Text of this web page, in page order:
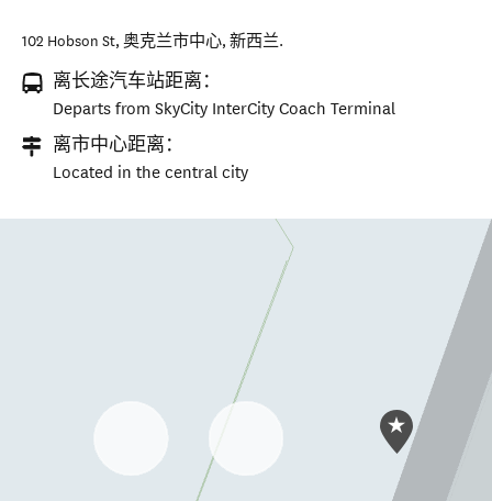
102 Hobson St, 奥克兰市中心, 新西兰.
离长途汽车站距离：
Departs from SkyCity InterCity Coach Terminal
离市中心距离：
Located in the central city